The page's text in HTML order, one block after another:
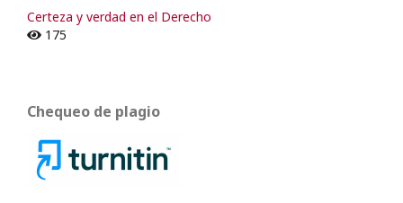
Certeza y verdad en el Derecho
175
Chequeo de plagio